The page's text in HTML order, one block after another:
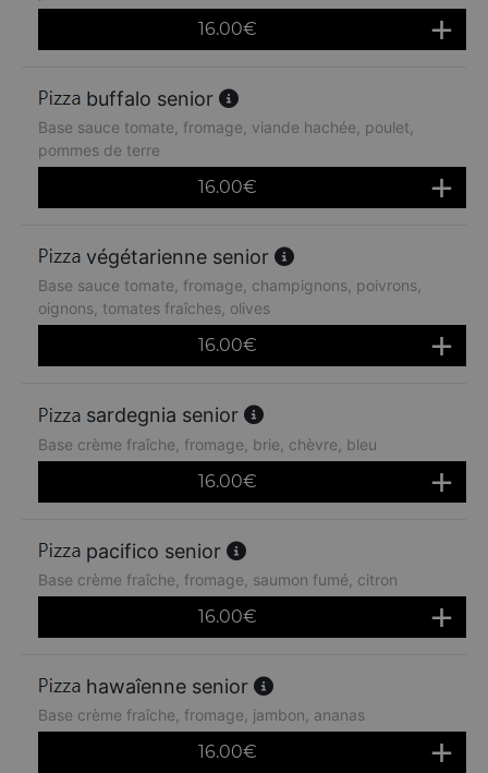
16.00€
buffalo senior
Base sauce tomate, fromage, viande hachée, poulet,
pommes de terre
16.00€
végétarienne senior
Base sauce tomate, fromage, champignons, poivrons,
oignons, tomates fraîches, olives
16.00€
sardegnia senior
Base crème fraîche, fromage, brie, chèvre, bleu
16.00€
pacifico senior
Base crème fraîche, fromage, saumon fumé, citron
16.00€
hawaîenne senior
Base crème fraîche, fromage, jambon, ananas
16.00€